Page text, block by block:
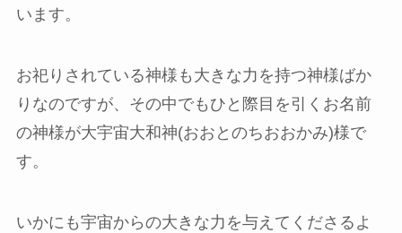
います。
お祀りされている神様も大きな力を持つ神様ばか
りなのですが、その中でもひと際目を引くお名前
の神様が大宇宙大和神(おおとのちおおかみ)様で
す。
いかにも宇宙からの大きな力を与えてくださるよ